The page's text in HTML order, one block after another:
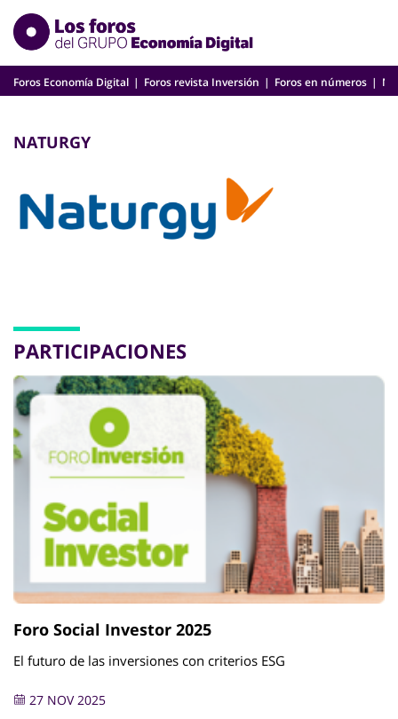
Skip
content
Foros Economía Digital Foros revista Inversión Foros en números
NATURGY
PARTICIPACIONES
Foro Social Investor 2025
El futuro de las inversiones con criterios ESG
27 NOV 2025